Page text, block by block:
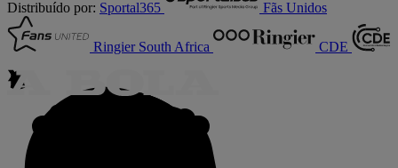
Distribuído por: Sportal365 Fãs Unidos
Ringier South Africa CDE